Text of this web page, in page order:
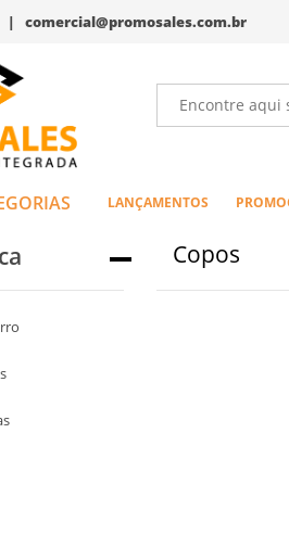
| comercial@promosales.com.br
LANÇAMENTOS
Copos